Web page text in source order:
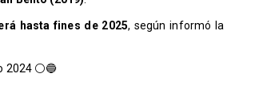
hasta fines de 2025, según informó la
2024 ⚪🔵